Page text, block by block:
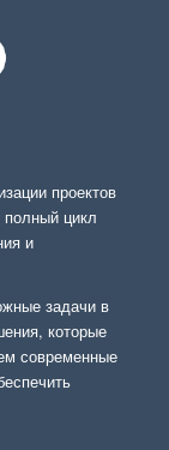
проектов
цикл
и
задачи в
которые
современные